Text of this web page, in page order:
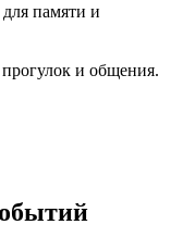
памяти и
и общения.